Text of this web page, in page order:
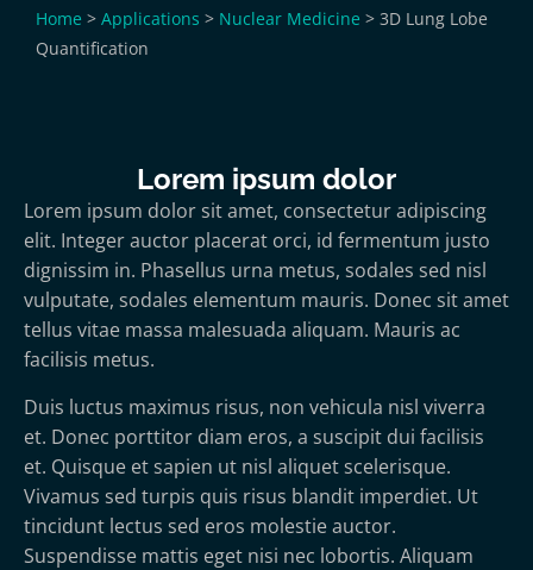
Home > Applications > Nuclear Medicine > 3D Lung Lobe
Quantification
Lorem ipsum dolor
Lorem ipsum dolor sit amet, consectetur adipiscing
elit. Integer auctor placerat orci, id fermentum justo
dignissim in. Phasellus urna metus, sodales sed nisl
vulputate, sodales elementum mauris. Donec sit amet
tellus vitae massa malesuada aliquam. Mauris ac
facilisis metus.
Duis luctus maximus risus, non vehicula nisl viverra
et. Donec porttitor diam eros, a suscipit dui facilisis
et. Quisque et sapien ut nisl aliquet scelerisque.
Vivamus sed turpis quis risus blandit imperdiet. Ut
tincidunt lectus sed eros molestie auctor.
Suspendisse mattis eget nisi nec lobortis. Aliquam